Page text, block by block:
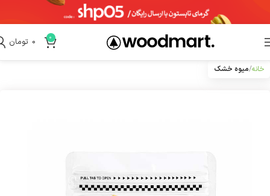
0 تومان 0
خانه میوه خشک